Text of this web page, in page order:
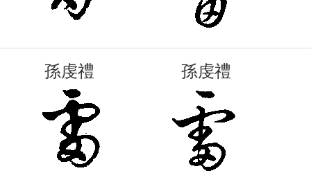
孫虔禮 孫虔禮